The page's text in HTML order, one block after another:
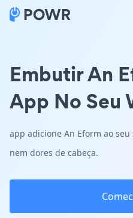
Embutir An
App No Seu
app adicione An Eform ao
nem dores de cabeça.